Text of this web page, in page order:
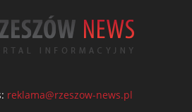
reklama@rzeszow-news.pl